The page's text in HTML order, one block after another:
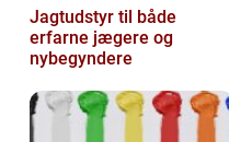
Jagtudstyr til både
erfarne jægere og
nybegyndere